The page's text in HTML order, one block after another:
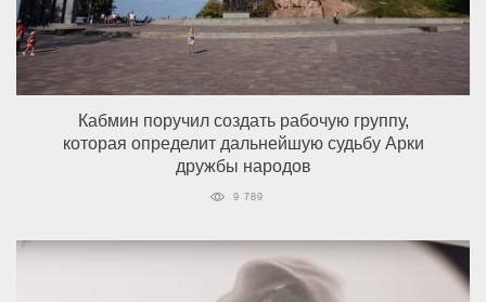
Кабмин поручил создать рабочую группу,
которая определит дальнейшую судьбу Арки
дружбы народов
9 789